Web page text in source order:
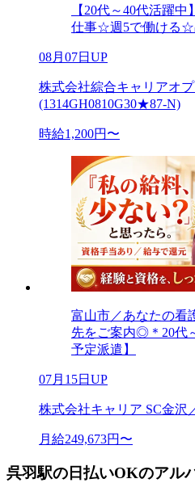
【20代～40代活躍
仕事☆週5で働ける☆
08月07日UP
株式会社綜合キャリアオ
(1314GH0810G30★87-N)
時給1,200円〜
富山市／あなたの看
先をご案内◎＊20代
予定派遣】
07月15日UP
株式会社キャリア SC金沢
月給249,673円〜
呉羽駅の日払いOKのアル